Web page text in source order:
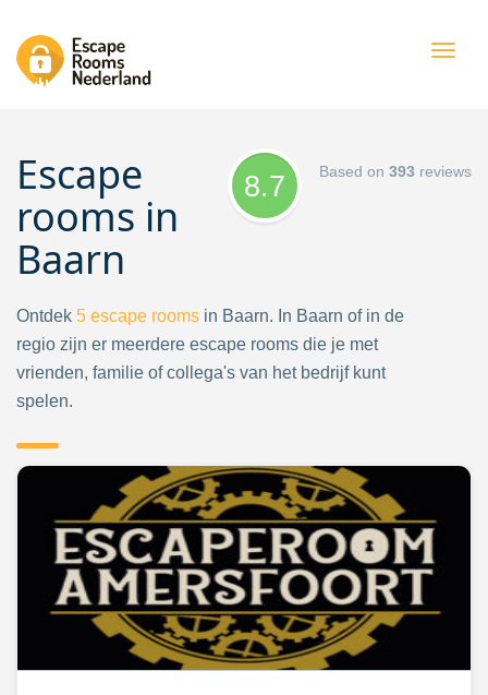
8.7 Based on 393 reviews
Escape
rooms in
Baarn
Ontdek 5 escape rooms in Baarn. In Baarn of in de
regio zijn er meerdere escape rooms die je met
vrienden, familie of collega's van het bedrijf kunt
spelen.